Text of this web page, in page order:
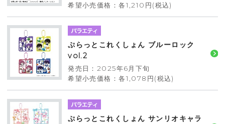
希望小売価格：各1,210円(税込)
ぷらっとこれくしょん ブルーロック
vol.2
発売日：2025年6月下旬
希望小売価格：各1,078円(税込)
ぷらっとこれくしょん サンリオキャラ